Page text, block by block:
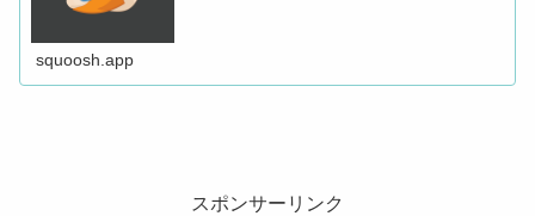
squoosh.app
スポンサーリンク